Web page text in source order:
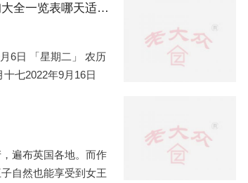
朔城区2022年9月份搬家的黄道吉日查询大全一览表哪天适合搬家好日子
6日 「星期二」 农历
七2022年9月16日
遍布英国各地。而作
自然也能享受到女王